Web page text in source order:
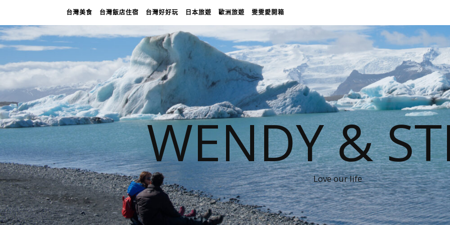
台灣美食 台灣飯店住宿 台灣好好玩 日本旅遊 歐洲旅遊 雯雯愛開箱
WENDY &
Love our life